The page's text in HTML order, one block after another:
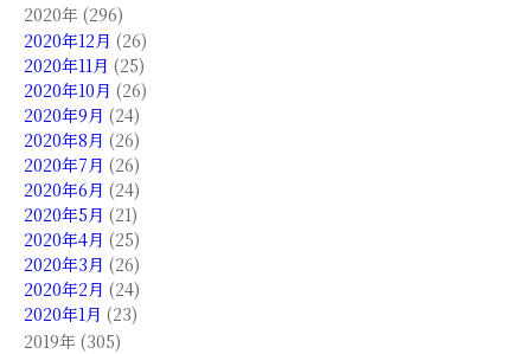
2020年 (296)
2020年12月 (26)
2020年11月 (25)
2020年10月 (26)
2020年9月 (24)
2020年8月 (26)
2020年7月 (26)
2020年6月 (24)
2020年5月 (21)
2020年4月 (25)
2020年3月 (26)
2020年2月 (24)
2020年1月 (23)
2019年 (305)